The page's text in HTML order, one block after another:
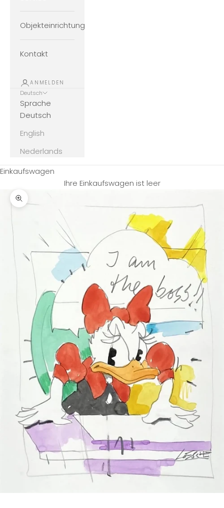
Objekteinrichtung
Kontakt
ANMELDEN
Deutsch
Sprache
Deutsch
English
Nederlands
Einkaufswagen
Ihre Einkaufswagen ist leer
Bild vergrößern